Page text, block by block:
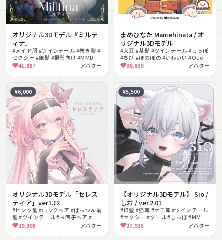
オリジナル3Dモデル『ミルテ
ィナ』
#メイド服 #ツインテール #巻き髪 #
セクシー #銀髪 #撮影向け #MMD対
応 #PSD付き
41,887 アバター
まめひなた Mamehinata / オ
リジナル3Dモデル
#犬耳 #茶髪 #ツインテール #しっぽ
#ちび #ほのぼの #かわいい #Quest
対応 #サンバイザー #なでなでギミ
36,830 アバター
¥6,000
オリジナル3Dモデル「セレス
ティア」ver1.02
#ピンク髪 #ロングヘア #ぱっつん前
髪 #ツインテール #お団子ヘア #フ
ァンタジー #上品 #エレガント #ヘ
イロー #VRM対応
29,308 アバター
¥5,500
【オリジナル3Dモデル】 Sio /
しお / ver.2.01
#銀髪 #猫耳 #ケモ耳 #ツインテール
#セクシー #クール #しっぽ #MMD
対応 #AFKモーション #lilToon対応
27,926 アバター